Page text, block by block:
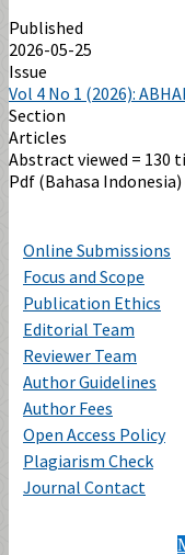
Published
2026-05-25
Issue
Vol 4 No 1 (2026):
Section
Articles
Abstract viewed = 130
Pdf (Bahasa
Online Submissions
Focus and Scope
Publication Ethics
Editorial Team
Reviewer Team
Author Guidelines
Author Fees
Open Access Policy
Plagiarism Check
Journal Contact